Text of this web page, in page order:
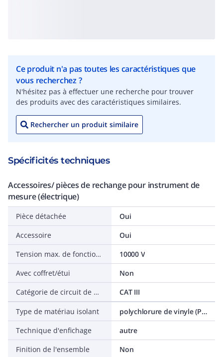
Ce produit n'a pas toutes les caractéristiques que
vous recherchez ?
N'hésitez pas à effectuer une recherche pour trouver
des produits avec des caractéristiques similaires.
Rechercher un produit similaire
Spécificités techniques
Accessoires/ pièces de rechange pour instrument de
mesure (électrique)
Pièce détachée
Oui
Accessoire
Oui
Tension max. de fonctionnement
10000 V
Avec coffret/étui
Non
Catégorie de circuit de mesure
CAT III
Type de matériau isolant
polychlorure de vinyle (PVC)
Technique d'enfichage
autre
Finition de l'ensemble
Non